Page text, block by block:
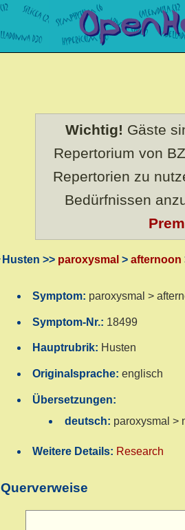
Wichtig! Gäste
Repertorium von
Repertorien zu
Bedürfnissen
Husten >> paroxysmal > afternoon
Symptom: paroxysmal >
Symptom-Nr.: 18499
Hauptrubrik: Husten
Originalsprache:englisch
Übersetzungen:
deutsch: paroxysmal >
Weitere Details: Research
Querverweise